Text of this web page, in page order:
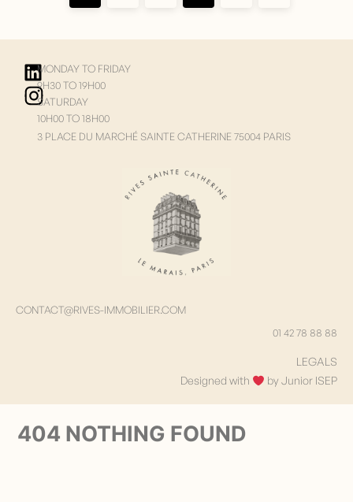
MONDAY TO FRIDAY
9H30 TO 19H00
SATURDAY
10H00 TO 18H00
3 PLACE DU MARCHÉ SAINTE CATHERINE 75004 PARIS
CONTACT@RIVES-IMMOBILIER.COM
01 42 78 88 88
LEGALS
Designed with
by Junior ISEP
404 NOTHING FOUND